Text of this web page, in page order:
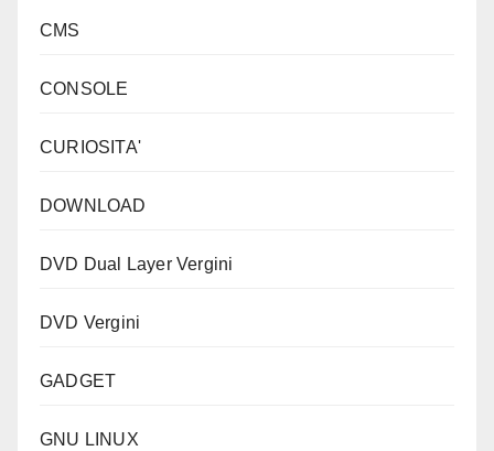
CMS
CONSOLE
CURIOSITA'
DOWNLOAD
DVD Dual Layer Vergini
DVD Vergini
GADGET
GNU LINUX